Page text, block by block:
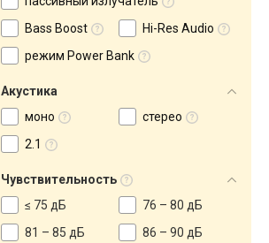
Bass Boost
Hi-Res Audio
режим Power Bank
Акустика
моно
стерео
2.1
Чувствительность
≤ 75 дБ
76 – 80 дБ
81 – 85 дБ
86 – 90 дБ